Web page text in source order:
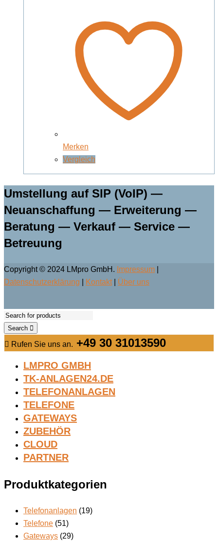
Merken
Vergleich
Umstellung auf SIP (VoIP) —
Neuanschaffung — Erweiterung —
Beratung — Verkauf — Service —
Betreuung
Copyright © 2024 LMpro GmbH. Impressum
Datenschutzerklärung
Kontakt| Über uns
Search
Rufen Sie uns an. +49 30 31013590
LMPRO GMBH
TK-ANLAGEN24.DE
TELEFONANLAGEN
TELEFONE
GATEWAYS
ZUBEHÖR
CLOUD
PARTNER
Produktkategorien
Telefonanlagen (19)
Telefone (51)
Gateways (29)